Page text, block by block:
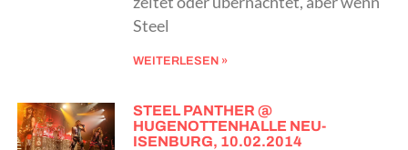
Steel
WEITERLESEN »
STEEL PANTHER @
HUGENOTTENHALLE NEU-
ISENBURG, 10.02.2014